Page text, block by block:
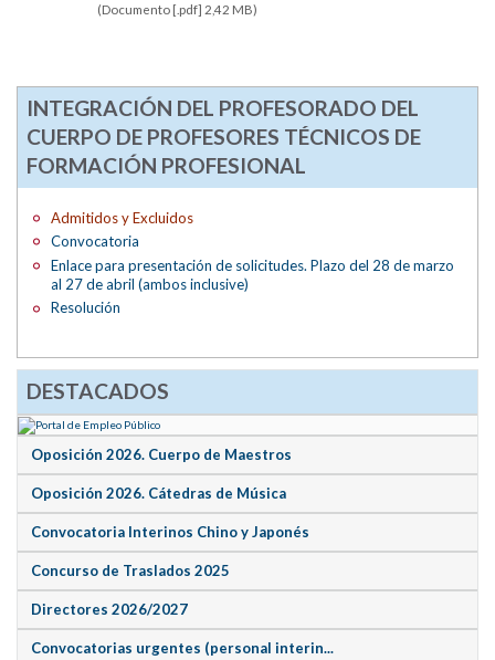
(Documento [.pdf] 2,42 MB)
INTEGRACIÓN DEL PROFESORADO DEL
CUERPO DE PROFESORES TÉCNICOS DE
FORMACIÓN PROFESIONAL
Admitidos y Excluidos
Convocatoria
Enlace para presentación de solicitudes. Plazo del 28 de marzo
al 27 de abril (ambos inclusive)
Resolución
DESTACADOS
Oposición 2026. Cuerpo de Maestros
Oposición 2026. Cátedras de Música
Convocatoria Interinos Chino y Japonés
Concurso de Traslados 2025
Directores 2026/2027
Convocatorias urgentes (personal interin...